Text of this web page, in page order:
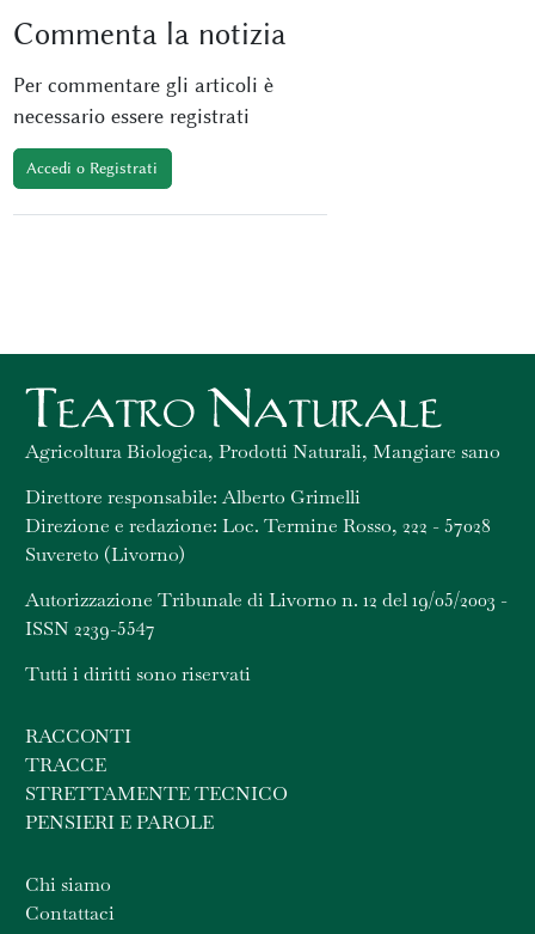
Commenta la notizia
Per commentare gli articoli è
necessario essere registrati
Accedi o Registrati
Agricoltura Biologica, Prodotti Naturali, Mangiare sano
Direttore responsabile: Alberto Grimelli
Direzione e redazione: Loc. Termine Rosso, 222 - 57028
Suvereto (Livorno)
Autorizzazione Tribunale di Livorno n. 12 del 19/05/2003 -
ISSN 2239-5547
Tutti i diritti sono riservati
RACCONTI
TRACCE
STRETTAMENTE TECNICO
PENSIERI E PAROLE
Chi siamo
Contattaci